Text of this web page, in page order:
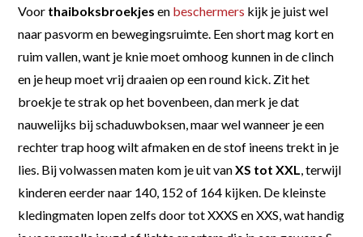
Voor thaiboksbroekjes en beschermers kijk je juist wel
naar pasvorm en bewegingsruimte. Een short mag kort en
ruim vallen, want je knie moet omhoog kunnen in de clinch
en je heup moet vrij draaien op een round kick. Zit het
broekje te strak op het bovenbeen, dan merk je dat
nauwelijks bij schaduwboksen, maar wel wanneer je een
rechter trap hoog wilt afmaken en de stof ineens trekt in je
lies. Bij volwassen maten kom je uit vanXS tot XXL, terwijl
kinderen eerder naar 140, 152 of 164 kijken. De kleinste
kledingmaten lopen zelfs door tot XXXS en XXS, wat handig